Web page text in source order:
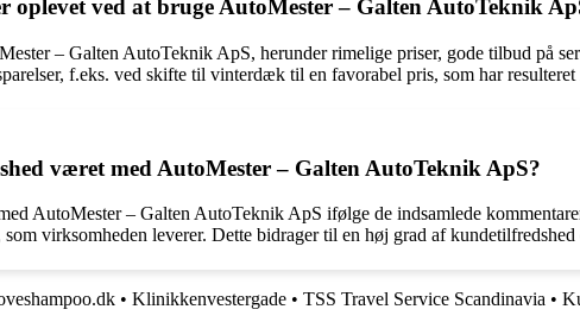
oplevet ved at bruge AutoMester – Galten AutoTeknik
– Galten AutoTeknik ApS, herunder rimelige priser, gode tilbud på
f.eks. ved skifte til vinterdæk til en favorabel pris, som har
været med AutoMester – Galten AutoTeknik ApS?
AutoMester – Galten AutoTeknik ApS ifølge de indsamlede
virksomheden leverer. Dette bidrager til en høj grad af
• Klinikkenvestergade • TSS Travel Service Scandinavia •